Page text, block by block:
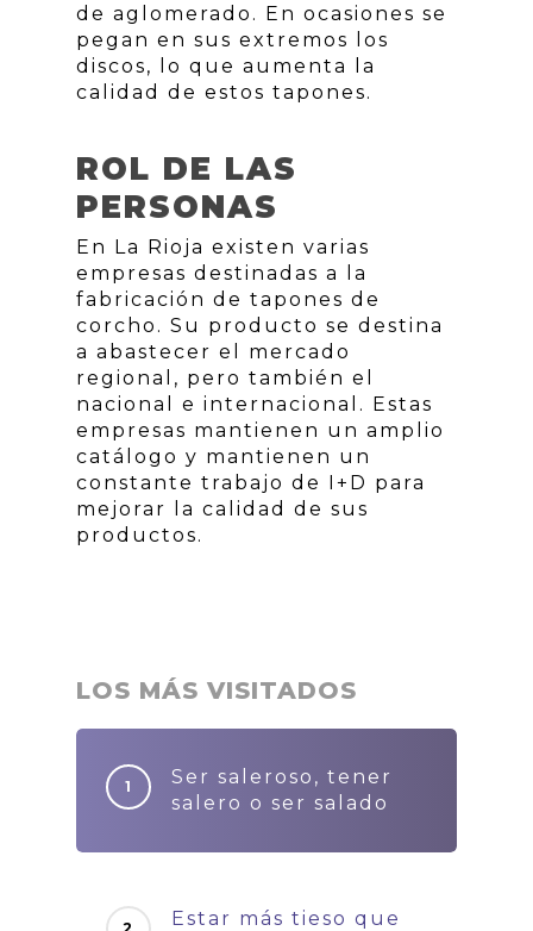
de aglomerado. En ocasiones se
pegan en sus extremos los
discos, lo que aumenta la
calidad de estos tapones.
ROL DE LAS
PERSONAS
En La Rioja existen varias
empresas destinadas a la
fabricación de tapones de
corcho. Su producto se destina
a abastecer el mercado
regional, pero también el
nacional e internacional. Estas
empresas mantienen un amplio
catálogo y mantienen un
constante trabajo de I+D para
mejorar la calidad de sus
productos.
LOS MÁS VISITADOS
Ser saleroso, tener
salero o ser salado
Estar más tieso que